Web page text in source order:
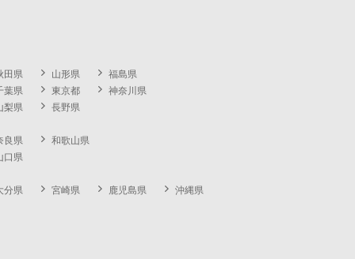
田県 山形県
福島県
葉県
東京都
神奈川県
梨県
長野県
良県
和歌山県
口県
分県 宮崎県 鹿児島県 沖縄県